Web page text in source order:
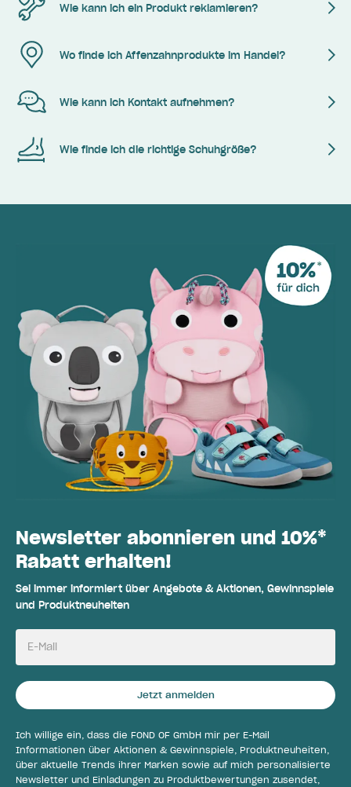
Wie kann ich ein Produkt reklamieren?
Wo finde ich Affenzahnprodukte im Handel?
Wie kann ich Kontakt aufnehmen?
Wie finde ich die richtige Schuhgröße?
Newsletter abonnieren und 10%*
Rabatt erhalten!
Sei immer informiert über Angebote & Aktionen, Gewinnspiele
und Produktneuheiten
E-Mail
Jetzt anmelden
Ich willige ein, dass die FOND OF GmbH mir per E-Mail
Informationen über Aktionen & Gewinnspiele, Produktneuheiten,
über aktuelle Trends ihrer Marken sowie auf mich personalisierte
Newsletter und Einladungen zu Produktbewertungen zusendet,